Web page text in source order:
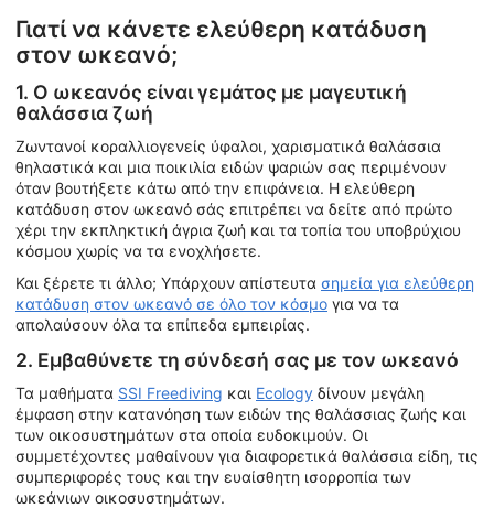
Γιατί να κάνετε ελεύθερη κατάδυση
στον ωκεανό;
1. Ο ωκεανός είναι γεμάτος με μαγευτική
θαλάσσια ζωή
Ζωντανοί κοραλλιογενείς ύφαλοι, χαρισματικά θαλάσσια
θηλαστικά και μια ποικιλία ειδών ψαριών σας περιμένουν
όταν βουτήξετε κάτω από την επιφάνεια. Η ελεύθερη
κατάδυση στον ωκεανό σάς επιτρέπει να δείτε από πρώτο
χέρι την εκπληκτική άγρια ζωή και τα τοπία του υποβρύχιου
κόσμου χωρίς να τα ενοχλήσετε.
Και ξέρετε τι άλλο; Υπάρχουν απίστευτα σημεία για ελεύθερη
κατάδυση στον ωκεανό σε όλο τον κόσμο για να τα
απολαύσουν όλα τα επίπεδα εμπειρίας.
2. Εμβαθύνετε τη σύνδεσή σας με τον ωκεανό
Τα μαθήματα SSI Freediving και Ecology δίνουν μεγάλη
έμφαση στην κατανόηση των ειδών της θαλάσσιας ζωής και
των οικοσυστημάτων στα οποία ευδοκιμούν. Οι
συμμετέχοντες μαθαίνουν για διαφορετικά θαλάσσια είδη, τις
συμπεριφορές τους και την ευαίσθητη ισορροπία των
ωκεάνιων οικοσυστημάτων.